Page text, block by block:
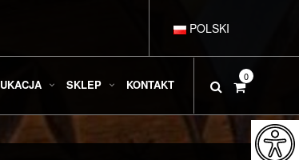
POLSKI
DEUTSCH
SKLEP KONTAKT
0